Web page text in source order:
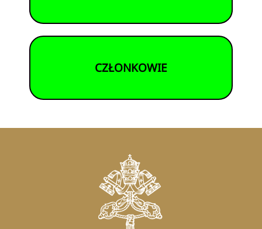
CZŁONKOWIE